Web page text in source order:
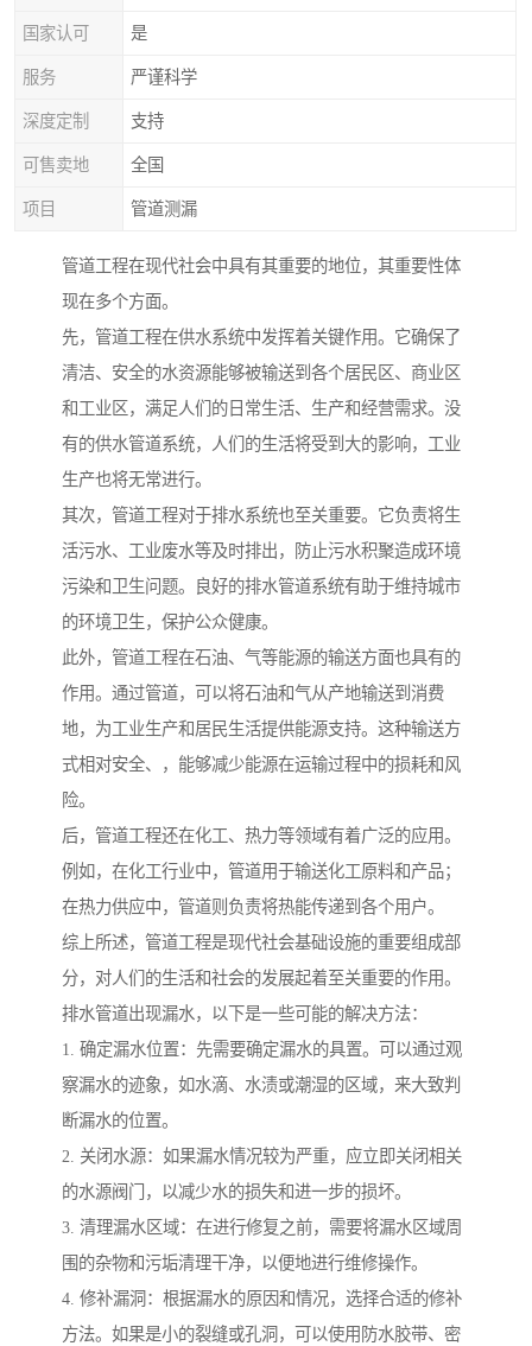
国家认可 是
服务 严谨科学
深度定制 支持
可售卖地 全国
项目 管道测漏
管道工程在现代社会中具有其重要的地位，其重要性体
现在多个方面。
先，管道工程在供水系统中发挥着关键作用。它确保了
清洁、安全的水资源能够被输送到各个居民区、商业区
和工业区，满足人们的日常生活、生产和经营需求。没
有的供水管道系统，人们的生活将受到大的影响，工业
生产也将无常进行。
其次，管道工程对于排水系统也至关重要。它负责将生
活污水、工业废水等及时排出，防止污水积聚造成环境
污染和卫生问题。良好的排水管道系统有助于维持城市
的环境卫生，保护公众健康。
此外，管道工程在石油、气等能源的输送方面也具有的
作用。通过管道，可以将石油和气从产地输送到消费
地，为工业生产和居民生活提供能源支持。这种输送方
式相对安全、，能够减少能源在运输过程中的损耗和风
险。
后，管道工程还在化工、热力等领域有着广泛的应用。
例如，在化工行业中，管道用于输送化工原料和产品；
在热力供应中，管道则负责将热能传递到各个用户。
综上所述，管道工程是现代社会基础设施的重要组成部
分，对人们的生活和社会的发展起着至关重要的作用。
排水管道出现漏水，以下是一些可能的解决方法：
1. 确定漏水位置：先需要确定漏水的具置。可以通过观
察漏水的迹象，如水滴、水渍或潮湿的区域，来大致判
断漏水的位置。
2. 关闭水源：如果漏水情况较为严重，应立即关闭相关
的水源阀门，以减少水的损失和进一步的损坏。
3. 清理漏水区域：在进行修复之前，需要将漏水区域周
围的杂物和污垢清理干净，以便地进行维修操作。
4. 修补漏洞：根据漏水的原因和情况，选择合适的修补
方法。如果是小的裂缝或孔洞，可以使用防水胶带、密